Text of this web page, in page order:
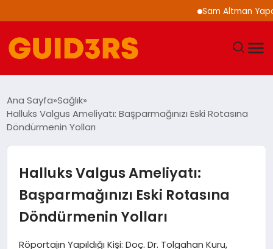
Sam Altman Yapay
YAŞAM
SAĞLIK
Ana Sayfa Sağlık
Halluks Valgus Ameliyatı: Başparmağınızı Eski Rotasına
Döndürmenin Yolları
Halluks Valgus Ameliyatı:
Başparmağınızı Eski Rotasına
Döndürmenin Yolları
Röportajın Yapıldığı Kişi: Doç. Dr. Tolgahan Kuru,